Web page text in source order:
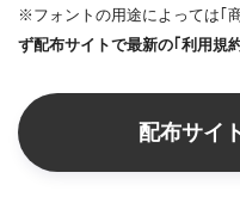
※フォントの用途によっては｢
ず配布サイトで最新の｢利用規
配布サイ